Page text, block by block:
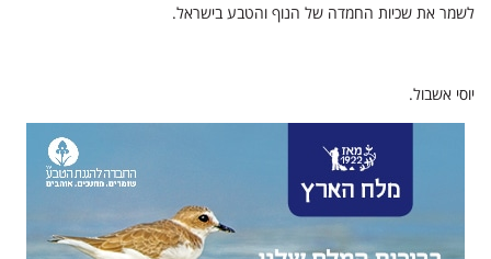
לשמר את שכיות החמדה של הנוף והטבע בישראל.
יוסי אשבול.